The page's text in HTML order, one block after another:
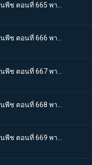
One piece วันพีช ตอนที่ 666 พากย์ไทย ได้ตัวผู้ชนะ!? บทสรุปของบล็อก D ที่น่าตะลึง